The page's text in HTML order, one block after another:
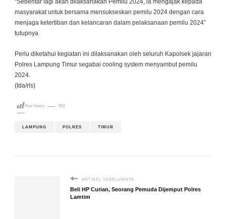
“Sebentar lagi akan dilaksanakan Pemilu 2024, ia mengajak kepada
masyarakat untuk bersama mensukseskan pemilu 2024 dengan cara
menjaga ketertiban dan kelancaran dalam pelaksanaan pemilu 2024”
tutupnya
Perlu diketahui kegiatan ini dilaksanakan oleh seluruh Kapolsek jajaran
Polres Lampung Timur segabai cooling system menyambut pemilu
2024.
(Ida/rls)
Post Views: 553
LAMPUNG POLRES TIMUR
ARTIKEL SEBELUMNYA
Beli HP Curian, Seorang Pemuda Dijemput Polres
Lamtim